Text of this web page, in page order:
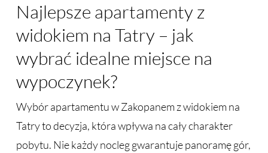
Najlepsze apartamenty z
widokiem na Tatry – jak
wybrać idealne miejsce na
wypoczynek?
Wybór apartamentu w Zakopanem z widokiem na
Tatry to decyzja, która wpływa na cały charakter
pobytu. Nie każdy nocleg gwarantuje panoramę gór,